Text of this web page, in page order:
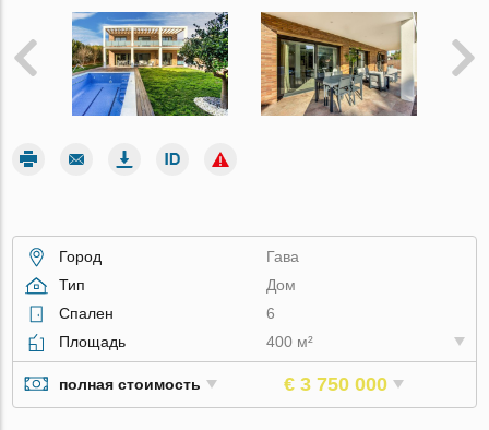
Город
Гава
Тип
Дом
Спален
6
Площадь
400 м²
полная стоимость € 3 750 000